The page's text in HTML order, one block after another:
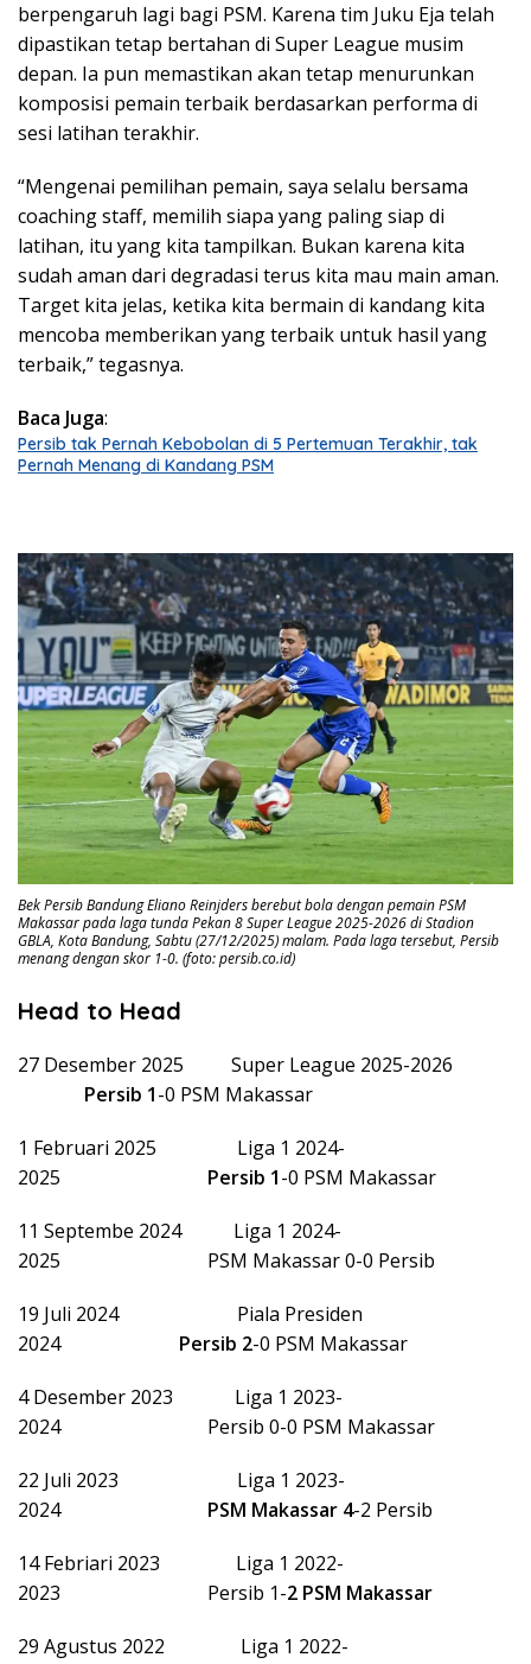
berpengaruh lagi bagi PSM. Karena tim Juku Eja telah
dipastikan tetap bertahan di Super League musim
depan. Ia pun memastikan akan tetap menurunkan
komposisi pemain terbaik berdasarkan performa di
sesi latihan terakhir.
“Mengenai pemilihan pemain, saya selalu bersama
coaching staff, memilih siapa yang paling siap di
latihan, itu yang kita tampilkan. Bukan karena kita
sudah aman dari degradasi terus kita mau main aman.
Target kita jelas, ketika kita bermain di kandang kita
mencoba memberikan yang terbaik untuk hasil yang
terbaik,” tegasnya.
Baca Juga:
Persib tak Pernah Kebobolan di 5 Pertemuan Terakhir, tak
Pernah Menang di Kandang PSM
Bek Persib Bandung Eliano Reinjders berebut bola dengan pemain PSM
Makassar pada laga tunda Pekan 8 Super League 2025-2026 di Stadion
GBLA, Kota Bandung, Sabtu (27/12/2025) malam. Pada laga tersebut, Persib
menang dengan skor 1-0. (foto: persib.co.id)
Head to Head
27 Desember 2025 Super League 2025-2026
Persib 1-0 PSM Makassar
1 Februari 2025 Liga 1 2024-
2025 Persib 1-0 PSM Makassar
11 Septembe 2024 Liga 1 2024-
2025 PSM Makassar 0-0 Persib
19 Juli 2024 Piala Presiden
2024 Persib 2-0 PSM Makassar
4 Desember 2023 Liga 1 2023-
2024 Persib 0-0 PSM Makassar
22 Juli 2023 Liga 1 2023-
2024 PSM Makassar 4-2 Persib
14 Febriari 2023 Liga 1 2022-
2023 Persib 1-2 PSM Makassar
29 Agustus 2022 Liga 1 2022-